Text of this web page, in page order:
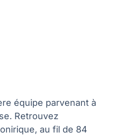
équipe parvenant à
Retrouvez
au fil de 84